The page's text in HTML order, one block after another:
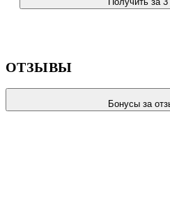
ОТЗЫВЫ
Бонусы за